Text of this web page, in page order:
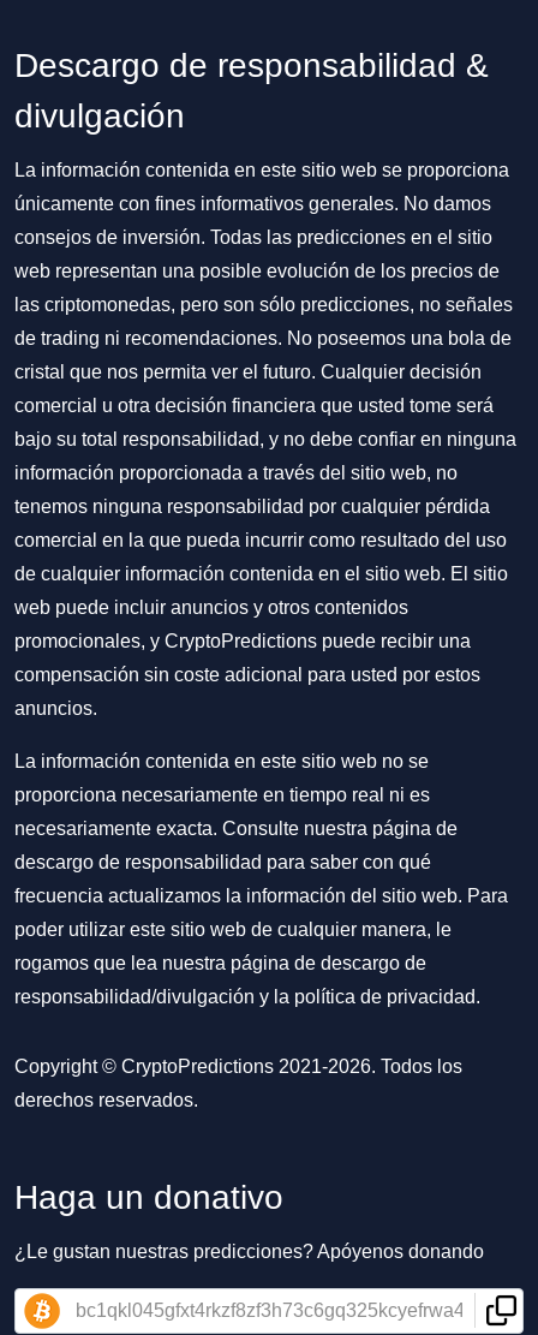
Descargo de responsabilidad &
divulgación
La información contenida en este sitio web se proporciona
únicamente con fines informativos generales. No damos
consejos de inversión. Todas las predicciones en el sitio
web representan una posible evolución de los precios de
las criptomonedas, pero son sólo predicciones, no señales
de trading ni recomendaciones. No poseemos una bola de
cristal que nos permita ver el futuro. Cualquier decisión
comercial u otra decisión financiera que usted tome será
bajo su total responsabilidad, y no debe confiar en ninguna
información proporcionada a través del sitio web, no
tenemos ninguna responsabilidad por cualquier pérdida
comercial en la que pueda incurrir como resultado del uso
de cualquier información contenida en el sitio web. El sitio
web puede incluir anuncios y otros contenidos
promocionales, y CryptoPredictions puede recibir una
compensación sin coste adicional para usted por estos
anuncios.
La información contenida en este sitio web no se
proporciona necesariamente en tiempo real ni es
necesariamente exacta. Consulte nuestra página de
descargo de responsabilidad para saber con qué
frecuencia actualizamos la información del sitio web. Para
poder utilizar este sitio web de cualquier manera, le
rogamos que lea nuestra página de descargo de
responsabilidad/divulgación y la política de privacidad.
Copyright © CryptoPredictions 2021-2026. Todos los
derechos reservados.
Haga un donativo
¿Le gustan nuestras predicciones? Apóyenos donando